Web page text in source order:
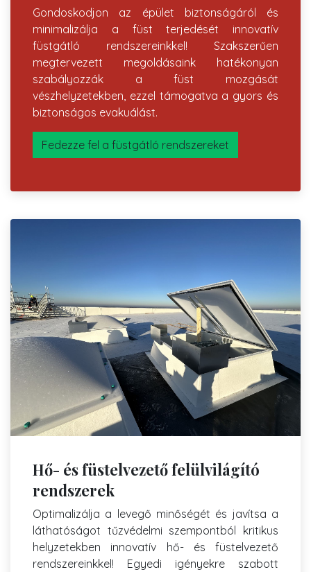
Gondoskodjon az épület biztonságáról és
minimalizálja a füst terjedését innovatív
füstgátló rendszereinkkel! Szakszerűen
megtervezett megoldásaink hatékonyan
szabályozzák a füst mozgását
vészhelyzetekben, ezzel támogatva a gyors és
biztonságos evakuálást.
Fedezze fel a füstgátló rendszereket
Hő- és füstelvezető felülvilágító
rendszerek
Optimalizálja a levegő minőségét és javítsa a
láthatóságot tűzvédelmi szempontból kritikus
helyzetekben innovatív hő- és füstelvezető
rendszereinkkel! Egyedi igényekre szabott